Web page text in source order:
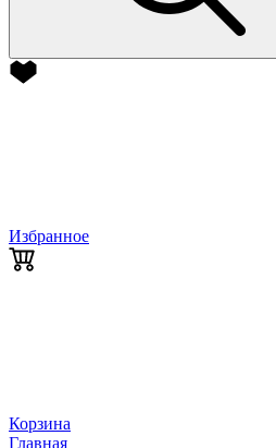
Избранное
Корзина
Главная